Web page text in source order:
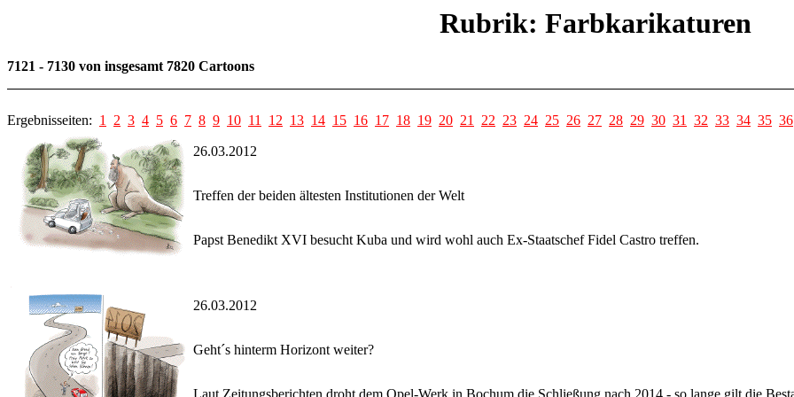
Rubrik: Farbkarikaturen
7121 - 7130 von insgesamt 7820 Cartoons
Ergebnisseiten: 1 2 3 4 5 6 7 8 9 10 11 12 13 14 15 16 17 18 19 20 21 22 23 24 25 26 27 28 29 30 31 32 33 34 35 36
26.03.2012
Treffen der beiden ältesten Institutionen der Welt
Papst Benedikt XVI besucht Kuba und wird wohl auch Ex-Staatschef Fidel Castro treffen.
26.03.2012
Geht´s hinterm Horizont weiter?